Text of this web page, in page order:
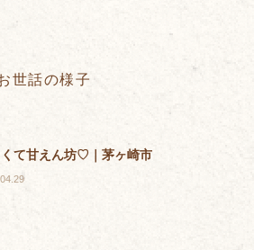
世話の様子
て甘えん坊♡｜茅ヶ崎市